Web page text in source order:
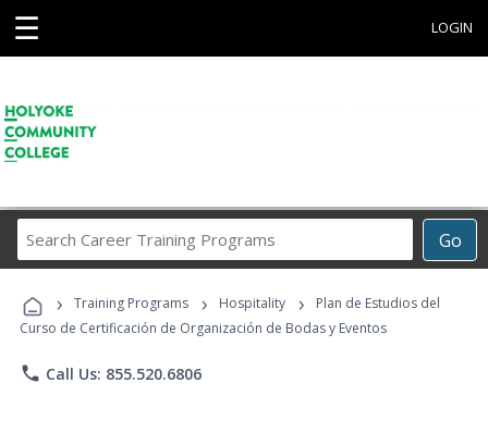
☰ LOGIN
Go
Career
Programs
› Training Programs › Hospitality ›
Plan de Estudios del
Curso de Certificación de Organización de Bodas y Eventos
phone Call Us: 855.520.6806